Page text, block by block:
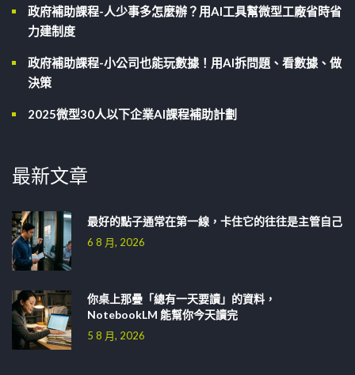
政府補助課程-人少事多怎麼辦？用AI工具幫微型工廠省時省
力建制度
政府補助課程-小公司也能玩數據！用AI拆問題、看數據、做
決策
2025微型30人以下企業AI課程補助計劃
最新文章
最好的點子通常在第一線，卡住它的往往是主管自己
6 8 月, 2026
你桌上那疊「總有一天要讀」的資料，
NotebookLM 能幫你今天讀完
5 8 月, 2026